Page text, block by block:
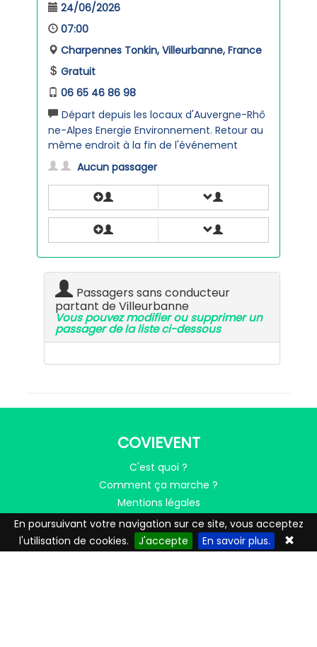
24/06/2026
07:00
Charpennes Tonkin, Villeurbanne, France
Gratuit
06 65 46 86 98
Départ depuis les locaux d'Auvergne-Rhô
ne-Alpes Energie Environnement. Retour au
même endroit à la fin de l'événement
Aucun passager
Passagers sans conducteur
partant de Villeurbanne
Vous pouvez modifier ou supprimer un
passager de la liste ci-dessous
COVIEVENT
C'est quoi ?
Comment ça marche ?
Mentions légales
Nous contacter
En poursuivant votre navigation sur ce site, vous acceptez
l'utilisation de cookies.
J'accepte En savoir plus.